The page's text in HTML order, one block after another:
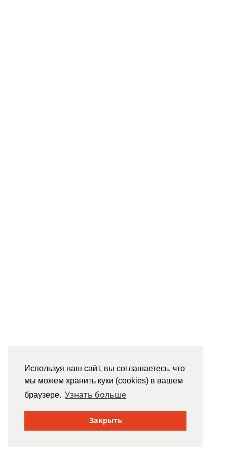
Используя наш сайт, вы соглашаетесь, что
мы можем хранить куки (cookies) в вашем
браузере. Узнать больше
Закрыть